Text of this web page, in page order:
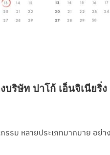
บริษัท ปาโก้ เอ็นจิเนียริ่
รรม หลายประเภทมากมาย อย่